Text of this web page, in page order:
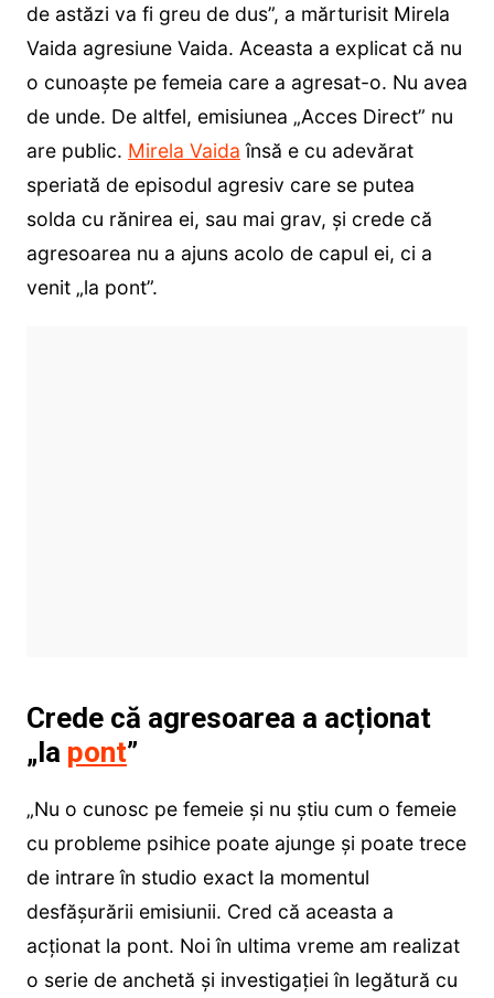
de astăzi va fi greu de dus”, a mărturisit Mirela
Vaida agresiune Vaida. Aceasta a explicat că nu
o cunoaște pe femeia care a agresat-o. Nu avea
de unde. De altfel, emisiunea „Acces Direct” nu
are public. Mirela Vaida însă e cu adevărat
speriată de episodul agresiv care se putea
solda cu rănirea ei, sau mai grav, și crede că
agresoarea nu a ajuns acolo de capul ei, ci a
venit „la pont”.
Crede că agresoarea a acționat
„la pont”
„Nu o cunosc pe femeie și nu știu cum o femeie
cu probleme psihice poate ajunge și poate trece
de intrare în studio exact la momentul
desfășurării emisiunii. Cred că aceasta a
acționat la pont. Noi în ultima vreme am realizat
o serie de anchetă și investigației în legătură cu